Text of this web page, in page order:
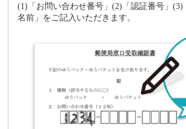
(1)「お問い合わせ番号」(2)「認証番号」(3)
名前」をご記入いただきます。